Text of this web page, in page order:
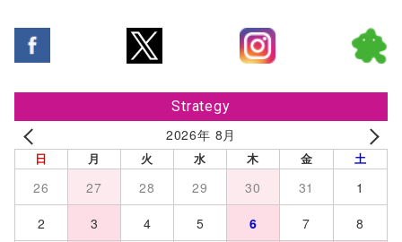
Strategy
2026年 8月
日 月 火 水 木 金 土
26 27 28 29 30 31
1
2
3 4 5 6 7
8